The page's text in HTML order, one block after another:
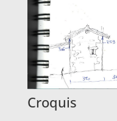
Croquis